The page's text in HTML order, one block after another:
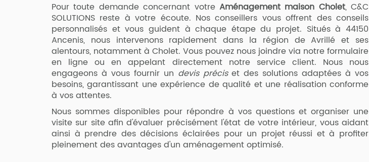
Pour toute demande concernant votre Aménagement maison Cholet, C&C
SOLUTIONS reste à votre écoute. Nos conseillers vous offrent des conseils
personnalisés et vous guident à chaque étape du projet. Situés à 44150
Ancenis, nous intervenons rapidement dans la région de Avrillé et ses
alentours, notamment à Cholet. Vous pouvez nous joindre via notre formulaire
en ligne ou en appelant directement notre service client. Nous nous
engageons à vous fournir un devis préciset des solutions adaptées à vos
besoins, garantissant une expérience de qualité et une réalisation conforme
à vos attentes.
Nous sommes disponibles pour répondre à vos questions et organiser une
visite sur site afin d'évaluer précisément l'état de votre intérieur, vous aidant
ainsi à prendre des décisions éclairées pour un projet réussi et à profiter
pleinement des avantages d'un aménagement optimisé.